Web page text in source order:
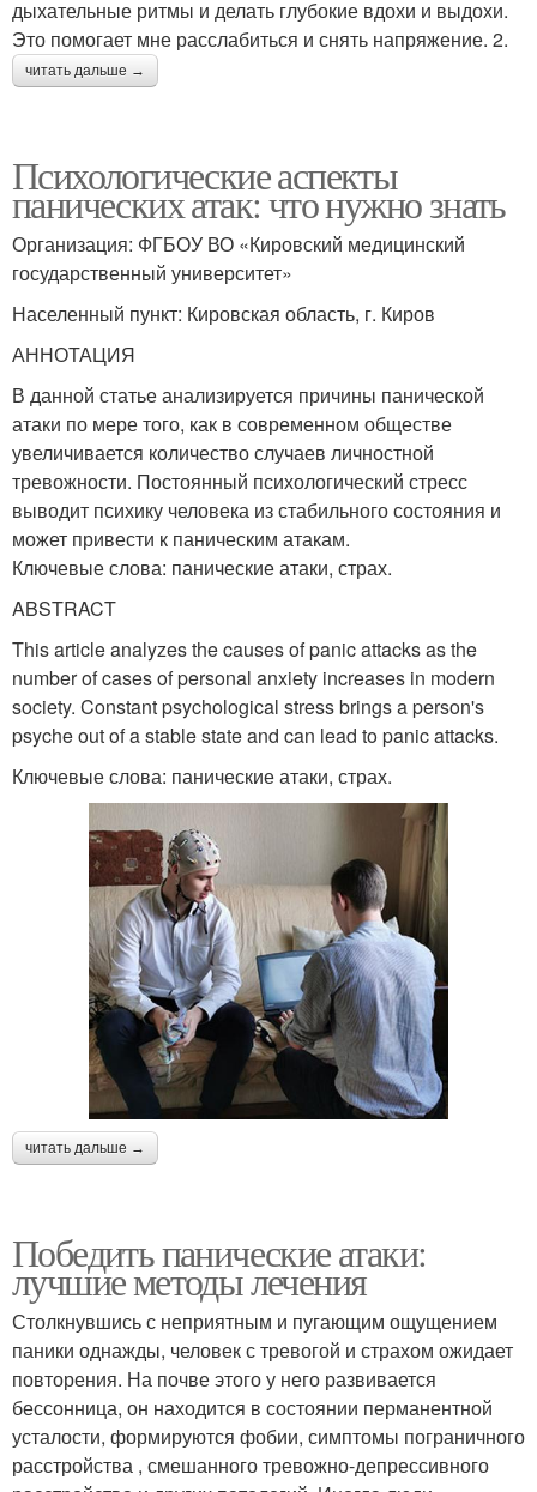
дыхательные ритмы и делать глубокие вдохи и выдохи.
Это помогает мне расслабиться и снять напряжение. 2.
читать дальше →
Психологические аспекты
панических атак: что нужно знать
Организация: ФГБОУ ВО «Кировский медицинский
государственный университет»
Населенный пункт: Кировская область, г. Киров
АННОТАЦИЯ
В данной статье анализируется причины панической
атаки по мере того, как в современном обществе
увеличивается количество случаев личностной
тревожности. Постоянный психологический стресс
выводит психику человека из стабильного состояния и
может привести к паническим атакам.
Ключевые слова: панические атаки, страх.
ABSTRACT
This article analyzes the causes of panic attacks as the
number of cases of personal anxiety increases in modern
society. Constant psychological stress brings a person's
psyche out of a stable state and can lead to panic attacks.
Ключевые слова: панические атаки, страх.
читать дальше →
Победить панические атаки:
лучшие методы лечения
Столкнувшись с неприятным и пугающим ощущением
паники однажды, человек с тревогой и страхом ожидает
повторения. На почве этого у него развивается
бессонница, он находится в состоянии перманентной
усталости, формируются фобии, симптомы пограничного
расстройства , смешанного тревожно-депрессивного